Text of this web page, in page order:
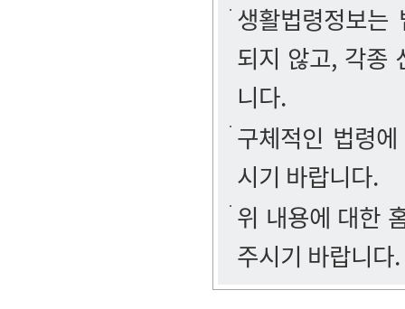
생활법령정보
되지 않고, 각종
니다.
구체적인 법령
시기 바랍니다.
위 내용에 대한
주시기 바랍니다.